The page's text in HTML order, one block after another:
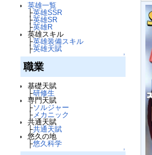
英雄一覧
├英雄SSR
├英雄SR
├英雄R
英雄スキル
├英雄装備スキル
├英雄天賦
↑
職業
基礎天賦
├研修生
専門天賦
├ソルジャー
├メカニック
共通天賦
├共通天賦
悠久の地
├悠久科学
↑